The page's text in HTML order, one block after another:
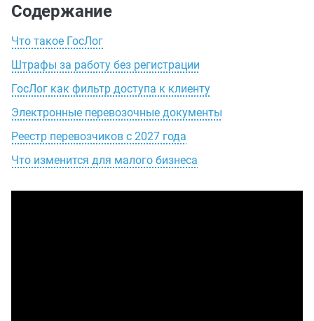
Содержание
Что такое ГосЛог
Штрафы за работу без регистрации
ГосЛог как фильтр доступа к клиенту
Электронные перевозочные документы
Реестр перевозчиков с 2027 года
Что изменится для малого бизнеса